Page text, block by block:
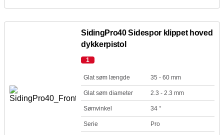
SidingPro40 Sidespor klippet hoved
dykkerpistol
1
Glat søm længde 35 - 60 mm
Glat søm diameter 2.3 - 2.3 mm
Sømvinkel 34 °
Serie Pro